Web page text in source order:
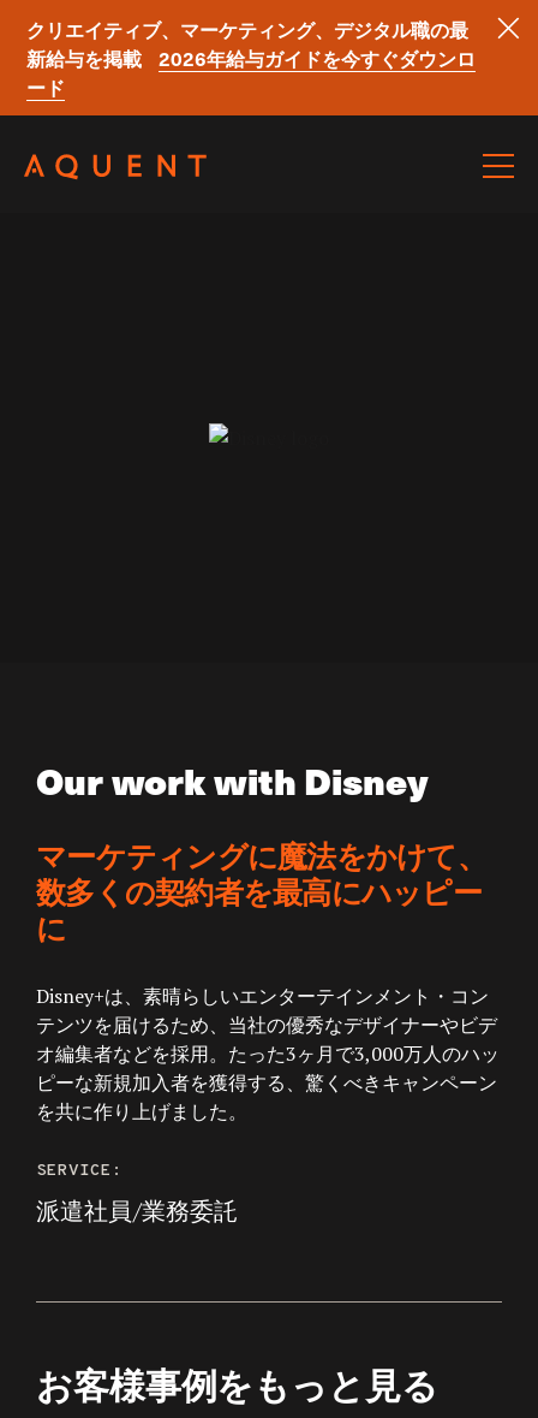
クリエイティブ、マーケティング、デジタル職の最
新給与を掲載
2026年給与ガイドを今すぐダウンロ
ード
Our work with Disney
マーケティングに魔法をかけて、
数多くの契約者を最高にハッピー
に
Disney+は、素晴らしいエンターテインメント・コン
テンツを届けるため、当社の優秀なデザイナーやビデ
オ編集者などを採用。たった3ヶ月で3,000万人のハッ
ピーな新規加入者を獲得する、驚くべきキャンペーン
を共に作り上げました。
SERVICE:
派遣社員/業務委託
お客様事例をもっと見る